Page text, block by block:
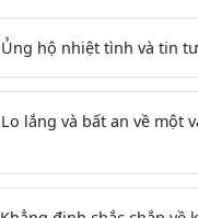
Ủng hộ nhiệt tình và tin
Lo lắng và bất an về một